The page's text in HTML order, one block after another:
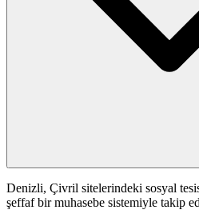
Denizli, Çivril sitelerindeki sosyal
şeffaf bir muhasebe sistemiyle takip